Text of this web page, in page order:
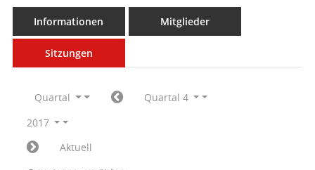
Informationen Mitglieder
Sitzungen
Quartal
Quartal 4
2017
Aktuell